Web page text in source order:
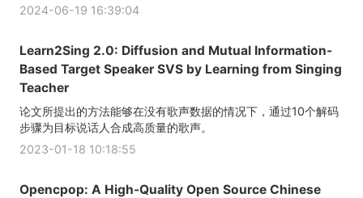
2024-06-19 16:39:04
Learn2Sing 2.0: Diffusion and Mutual Information-
Based Target Speaker SVS by Learning from Singing
Teacher
论文所提出的方法能够在没有歌声数据的情况下，通过10个解码
步骤为目标说话人合成高质量的歌声。
2023-01-18 10:18:55
Opencpop: A High-Quality Open Source Chinese